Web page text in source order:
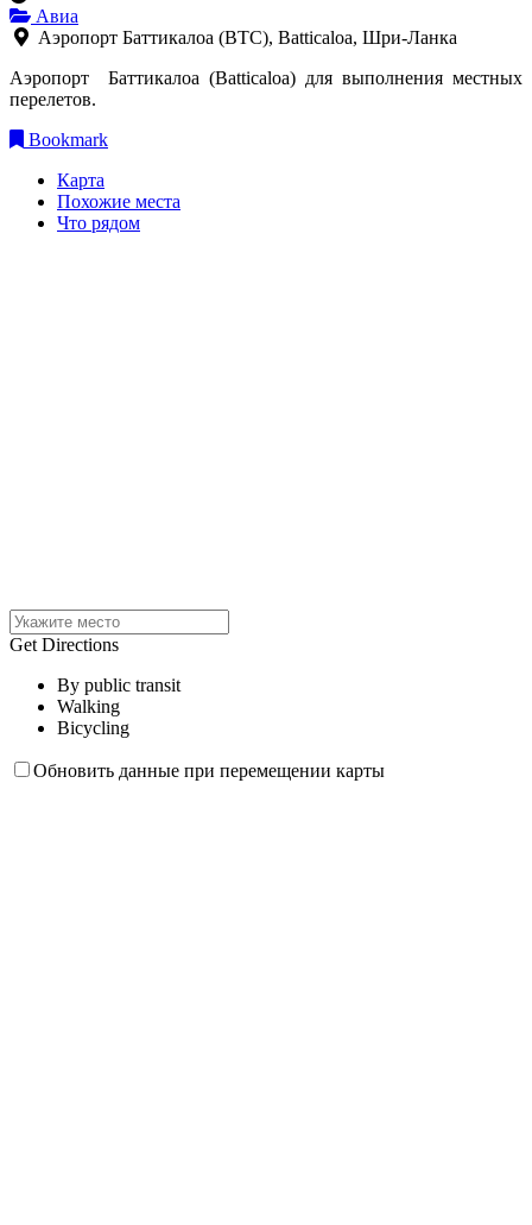
Авиа
Аэропорт Баттикалоа (BTC), Batticaloa, Шри-Ланка
Аэропорт Баттикалоа (Batticaloa) для выполнения местных
перелетов.
Bookmark
Карта
Похожие места
Что рядом
Get Directions
By public transit
Walking
Bicycling
Обновить данные при перемещении карты